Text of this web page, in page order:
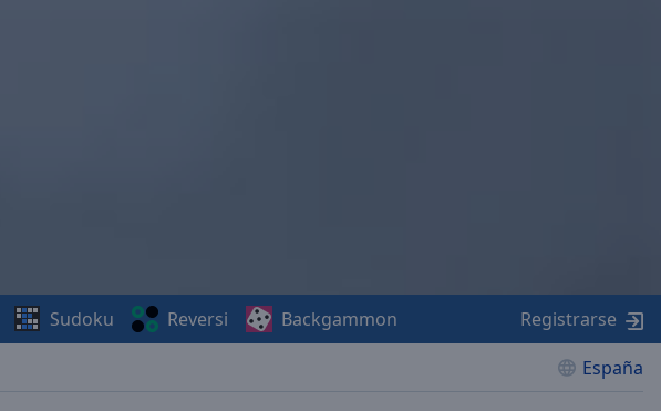
España
Sudoku Reversi Backgammon Registrarse